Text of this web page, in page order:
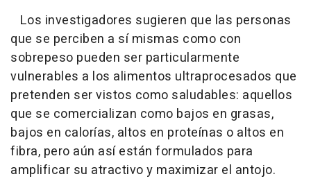
Los investigadores sugieren que las personas
que se perciben a sí mismas como con
sobrepeso pueden ser particularmente
vulnerables a los alimentos ultraprocesados que
pretenden ser vistos como saludables: aquellos
que se comercializan como bajos en grasas,
bajos en calorías, altos en proteínas o altos en
fibra, pero aún así están formulados para
amplificar su atractivo y maximizar el antojo.